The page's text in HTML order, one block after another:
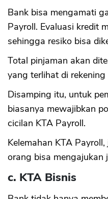
Bank bisa mengamati
Payroll. Evaluasi kredit
sehingga resiko bisa
Total pinjaman akan
yang terlihat di rekening
Disamping itu, untuk
biasanya mewajibkan
cicilan KTA Payroll.
Kelemahan KTA
orang bisa
c. KTA Bisnis